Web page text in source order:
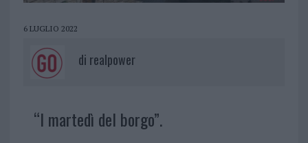
6 LUGLIO 2022
di realpower
“I martedì del borgo”.